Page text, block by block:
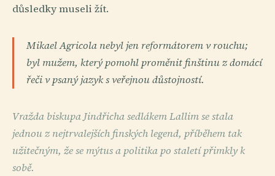
důsledky museli žít.
Mikael Agricola nebyl jen reformátorem v rouchu;
byl mužem, který pomohl proměnit finštinu z domácí
řeči v psaný jazyk s veřejnou důstojností.
Vražda biskupa Jindřicha sedlákem Lallim se stala
jednou z nejtrvalejších finských legend, příběhem tak
užitečným, že se mýtus a politika po staletí přimkly k
sobě.